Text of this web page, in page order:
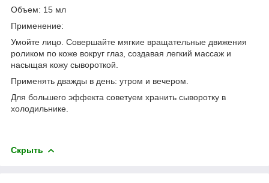
Объем: 15 мл
Применение:
Умойте лицо. Совершайте мягкие вращательные движения
роликом по коже вокруг глаз, создавая легкий массаж и
насыщая кожу сывороткой.
Применять дважды в день: утром и вечером.
Для большего эффекта советуем хранить сыворотку в
холодильнике.
Скрыть